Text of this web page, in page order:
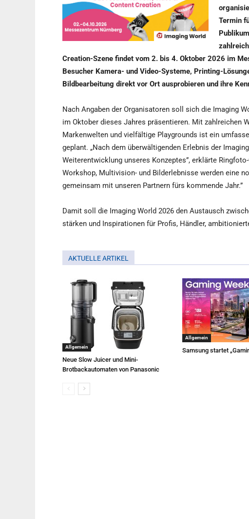
Termin
Creation-Szene findet vom 2. bis 4. Oktober 2026 im
Besucher Kamera- und Video-Systeme, Printing-
Bildbearbeitung direkt vor Ort ausprobieren und ihre
Nach Angaben der Organisatoren soll sich die Imaging
im Oktober dieses Jahres präsentieren. Mit zahlreichen
Markenwelten und vielfältige Playgrounds ist ein
geplant. „Nach dem überwältigenden Erlebnis der
Weiterentwicklung unseres Konzeptes”, erklärte
Workshop, Multivision- und Bilderlebnisse werden eine
gemeinsam mit unseren Partnern fürs kommende Jahr.”
Damit soll die Imaging World 2026 den Austausch
stärken und Inspirationen für Profis, Händler,
AKTUELLE ARTIKEL
Allgemein
Neue Slow Juicer und Mini-
Brotbackautomaten von Panasonic
Allgemein
Samsung startet